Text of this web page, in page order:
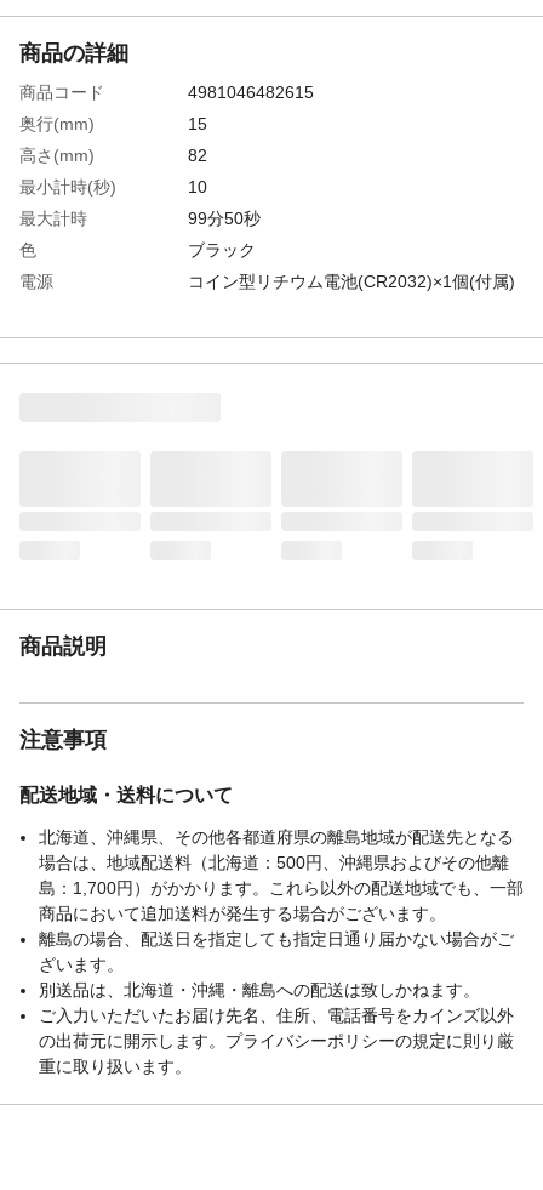
商品の詳細
商品コード
4981046482615
奥行(mm)
15
高さ(mm)
82
最小計時(秒)
10
最大計時
99分50秒
色
ブラック
電源
コイン型リチウム電池(CR2032)×1個(付属)
最小計時
10秒
商品説明
注意事項
配送地域・送料について
北海道、沖縄県、その他各都道府県の離島地域が配送先となる
場合は、地域配送料（北海道：500円、沖縄県およびその他離
島：1,700円）がかかります。これら以外の配送地域でも、一部
商品において追加送料が発生する場合がございます。
離島の場合、配送日を指定しても指定日通り届かない場合がご
ざいます。
別送品は、北海道・沖縄・離島への配送は致しかねます。
ご入力いただいたお届け先名、住所、電話番号をカインズ以外
の出荷元に開示します。プライバシーポリシーの規定に則り厳
重に取り扱います。